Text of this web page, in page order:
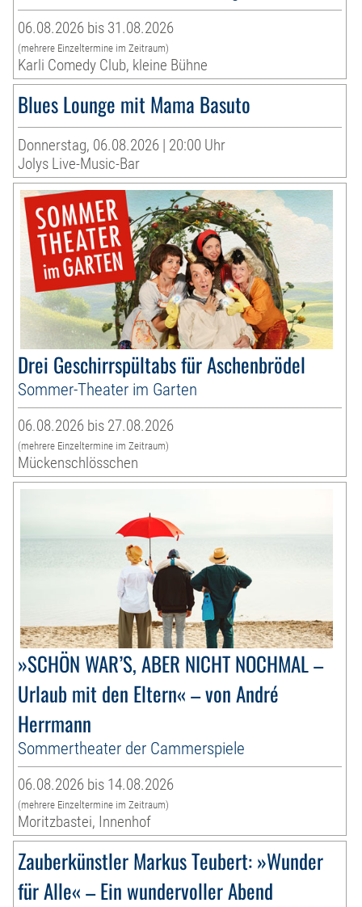
06.08.2026 bis 31.08.2026
(mehrere Einzeltermine im Zeitraum)
Karli Comedy Club, kleine Bühne
Blues Lounge mit Mama Basuto
Donnerstag, 06.08.2026 | 20:00 Uhr
Jolys Live-Music-Bar
Drei Geschirrspültabs für Aschenbrödel
Sommer-Theater im Garten
06.08.2026 bis 27.08.2026
(mehrere Einzeltermine im Zeitraum)
Mückenschlösschen
»SCHÖN WAR’S, ABER NICHT NOCHMAL –
Urlaub mit den Eltern« – von André
Herrmann
Sommertheater der Cammerspiele
06.08.2026 bis 14.08.2026
(mehrere Einzeltermine im Zeitraum)
Moritzbastei, Innenhof
Zauberkünstler Markus Teubert: »Wunder
für Alle« – Ein wundervoller Abend